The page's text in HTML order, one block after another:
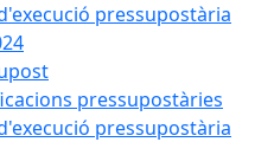
pressupostària
pressupostàries
pressupostària